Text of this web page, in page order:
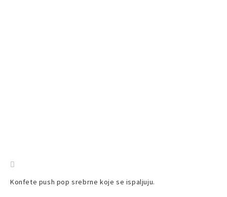
Konfete push pop srebrne koje se ispaljuju.